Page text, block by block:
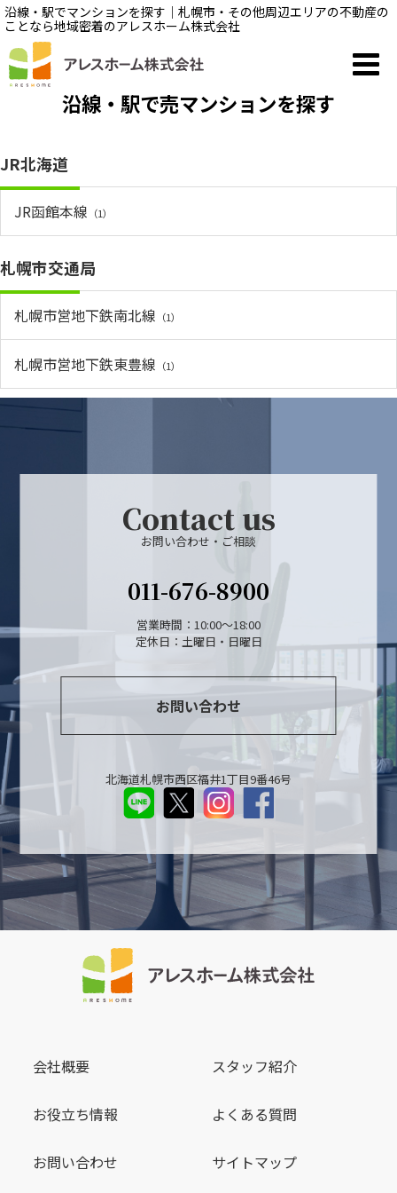
沿線・駅でマンションを探す｜札幌市・その他周辺エリアの不動産の
ことなら地域密着のアレスホーム株式会社
沿線・駅で売マンションを探す
JR北海道
JR函館本線 （1）
札幌市交通局
札幌市営地下鉄南北線 （1）
札幌市営地下鉄東豊線 （1）
Contact us
お問い合わせ・ご相談
011-676-8900
営業時間：10:00～18:00
定休日：土曜日・日曜日
お問い合わせ
北海道札幌市西区福井1丁目9番46号
会社概要 スタッフ紹介
お役立ち情報 よくある質問
お問い合わせ サイトマップ